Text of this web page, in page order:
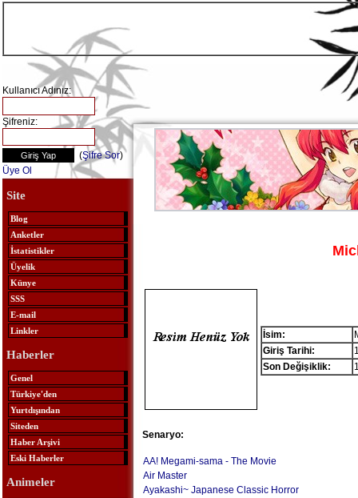
Kullanıcı Adınız:
Şifreniz:
(Şifre Sor)
Üye Ol
Site
Blog
Anketler
İstatistikler
Üyelik
Künye
SSS
E-mail
Linkler
Haberler
Genel
Türkiye'den
Yurtdışından
Siteden
Haber Arşivi
Eski Haberler
Animeler
İsim:
Giriş Tarihi:
Son Değişiklik:
Senaryo:
AA! Megami-sama - The Movie
Air Master
Ayakashi~ Japanese Classic Horror